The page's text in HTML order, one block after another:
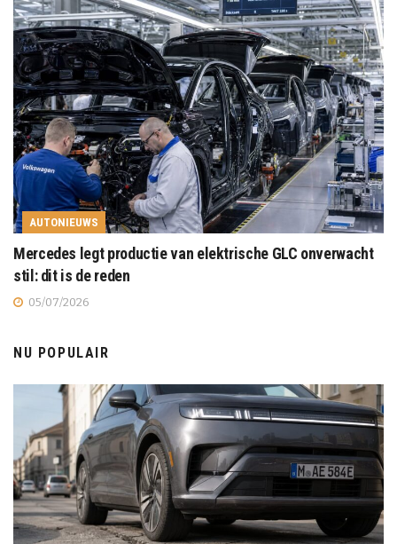
AUTONIEUWS
Mercedes legt productie van elektrische GLC onverwacht
stil: dit is de reden
05/07/2026
NU POPULAIR